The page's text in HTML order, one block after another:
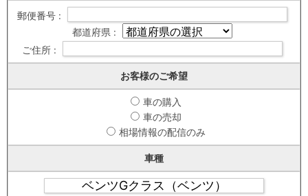
郵便番号 :
都道府県 :
ご住所 :
お客様のご希望
車の購入
車の売却
相場情報の配信のみ
車種